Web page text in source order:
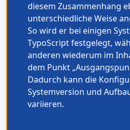
diesem Zusammenhang
unterschiedliche Weise
So wird er bei einigen
TypoScript festgelegt,
anderen wiederum im
dem Punkt
Dadurch kann die
Systemversion und
variieren.